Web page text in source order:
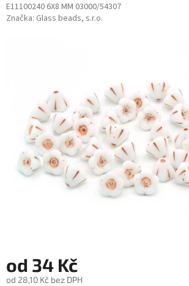
E11100240 6X8 MM 03000/54307
Značka: Glass beads, s.r.o.
od 34 Kč
od 28,10 Kč bez DPH